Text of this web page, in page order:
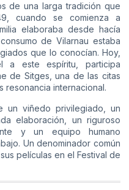
de una larga tradición que
cuando se comienza a
elaboraba desde hacía
de Vilarnau estaba
que lo conocían. Hoy,
a este espíritu, participa
de Sitges, una de las citas
resonancia internacional.
un viñedo privilegiado, un
elaboración, un riguroso
y un equipo humano
Un denominador común
películas en el Festival de